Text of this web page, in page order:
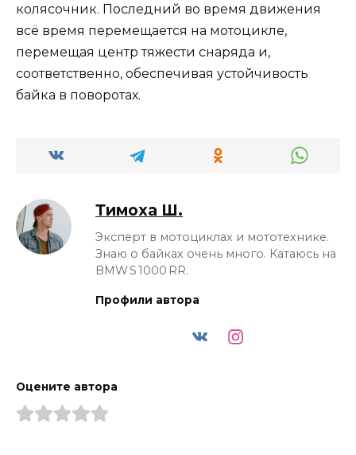
колясочник. Последний во время движения
всё время перемещается на мотоцикле,
перемещая центр тяжести снаряда и,
соответственно, обеспечивая устойчивость
байка в поворотах.
Тимоха Ш.
Эксперт в мотоциклах и мототехнике.
Знаю о байках очень много. Катаюсь на
BMW S 1000 RR.
Профили автора
Оцените автора